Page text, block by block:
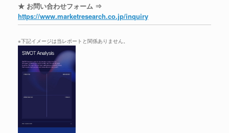
★ お問い合わせフォーム ⇒
https://www.marketresearch.co.jp/inquiry
※下記イメージは当レポートと関係ありません。